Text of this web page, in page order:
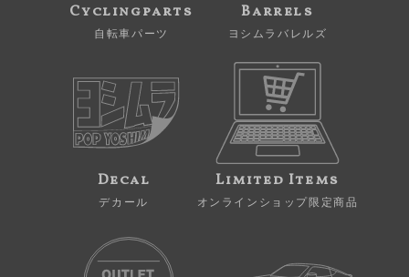
Cyclingparts
自転車パーツ
Barrels
ヨシムラバレルズ
Decal
デカール
Limited Items
オンラインショップ限定商品